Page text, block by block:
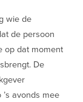
wie de
de persoon
op dat moment
De
avonds mee